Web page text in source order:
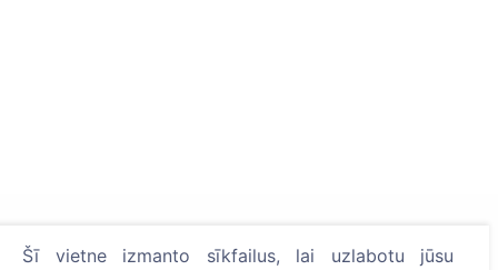
Šī vietne izmanto sīkfailus, lai uzlabotu jūsu